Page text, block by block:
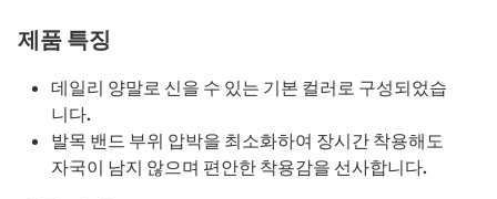
제품 특징
데일리 양말로 신을 수 있는 기본 컬러로 구성되었습
니다.
발목 밴드 부위 압박을 최소화하여 장시간 착용해도
자국이 남지 않으며 편안한 착용감을 선사합니다.